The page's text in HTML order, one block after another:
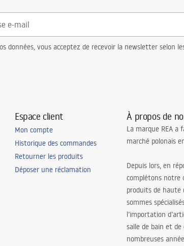
données, vous acceptez de recevoir la newsletter selon
Espace client
Mon compte
Historique des commandes
Retourner les produits
Déposer une réclamation
À propos de
La marque REA a
marché polonais
Depuis lors, en
complétons notre
produits de haute
sommes
l’importation
salle de bain et
nombreuses